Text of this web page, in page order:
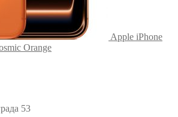
Apple iPhone
Orange
53